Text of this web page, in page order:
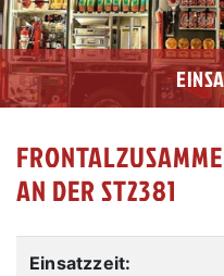
N DER ST2381
Einsatzzeit: